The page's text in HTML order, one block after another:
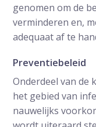
genomen om de
verminderen en,
adequaat af te
Preventiebeleid
Onderdeel van de
het gebied van
nauwelijks